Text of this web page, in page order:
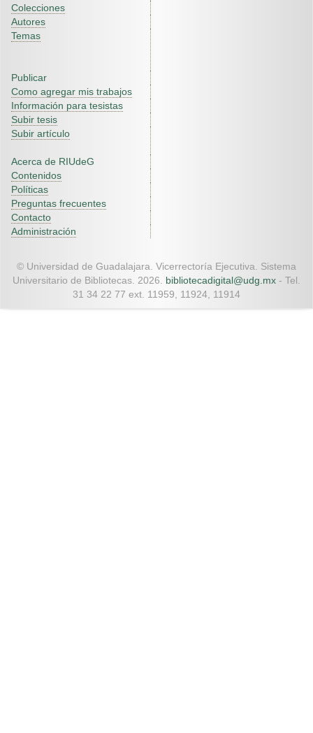
Colecciones
Autores
Temas
Publicar
Como agregar mis trabajos
Información para tesistas
Subir tesis
Subir artículo
Acerca de RIUdeG
Contenidos
Políticas
Preguntas frecuentes
Contacto
Administración
© Universidad de Guadalajara. Vicerrectoría Ejecutiva. Sistema
Universitario de Bibliotecas. 2026. bibliotecadigital@udg.mx - Tel.
31 34 22 77 ext. 11959, 11924, 11914